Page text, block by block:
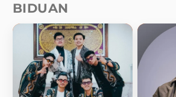
BIDUAN